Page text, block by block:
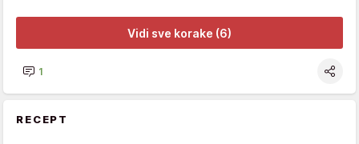
Vidi sve korake (6)
1
RECEPT